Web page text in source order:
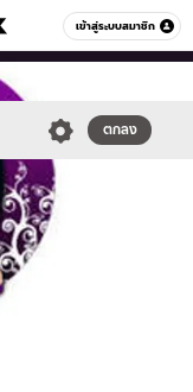
เข้าสู่ระบบสมาชิก
หมวดอื่นๆ
ตกลง